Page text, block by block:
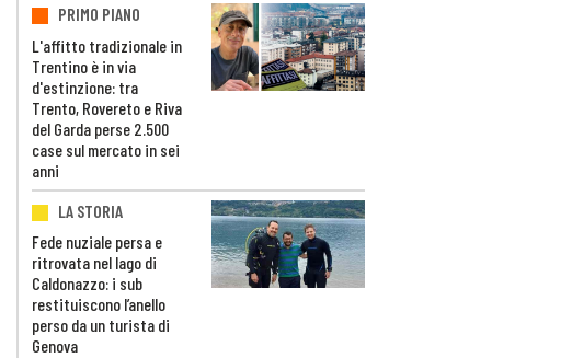
PRIMO PIANO
L'affitto tradizionale in
Trentino è in via
d'estinzione: tra
Trento, Rovereto e Riva
del Garda perse 2.500
case sul mercato in sei
anni
LA STORIA
Fede nuziale persa e
ritrovata nel lago di
Caldonazzo: i sub
restituiscono l’anello
perso da un turista di
Genova